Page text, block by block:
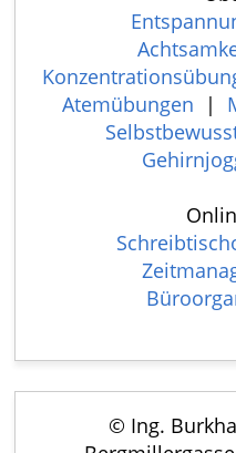
Atemübungen |
© Ing.